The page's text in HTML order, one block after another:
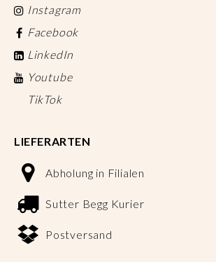
Instagram
Facebook
LinkedIn
Youtube
TikTok
LIEFERARTEN
Abholung in Filialen
Sutter Begg Kurier
Postversand